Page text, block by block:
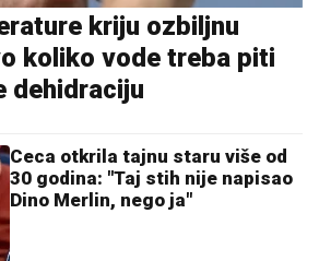
kriju ozbiljnu
koliko vode treba piti
dehidraciju
Ceca otkrila tajnu staru više od
30 godina: "Taj stih nije napisao
Dino Merlin, nego ja"